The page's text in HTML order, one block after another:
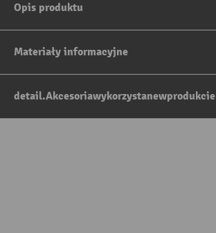
Opis produktu
Materiały informacyjne
detail.Akcesoriawykorzystanewprodukcie